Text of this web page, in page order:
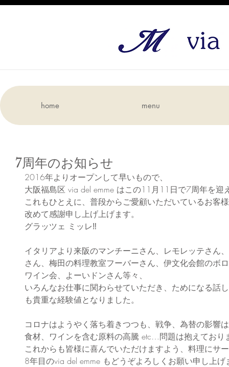
home menu
7周年のお知らせ
2016年よりオープンして早いもので、
大阪福島区 via del emme はこの11月11日で7周年を迎
これもひとえに、普段からご愛顧いただいているお客
改めて感謝申し上げ上げます。
グラッツェ ミッレ‼︎
イタリアより来阪のマンチーニさん、レモレッテさん
さん、梅田の料理教室フーバーさん、伊文化会館のボ
ワイン会、よーいドンさん等々、
いろんなお仕事に関わらせていただき、ためになる話
も貴重な経験値となりました。
コロナはようやく落ち着きつつも、戦争、為替の影響
食材、ワインを含む原料の高騰 etc…問題は抱えており
これからも皆様に喜んでいただけますよう、料理にサ
8年目のvia del emme もどうぞよろしくお願い申し上げ